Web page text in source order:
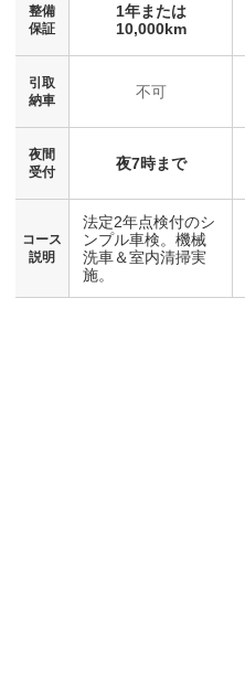
整備
保証
1年または
10,000km
引取
納車
不可
夜間
受付
夜7時まで
コース
説明
法定2年点検付のシ
ンプル車検。機械
洗車＆室内清掃実
施。